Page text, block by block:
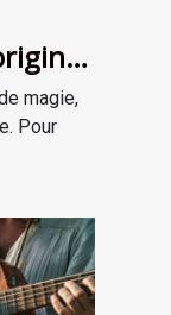
magie,
Pour